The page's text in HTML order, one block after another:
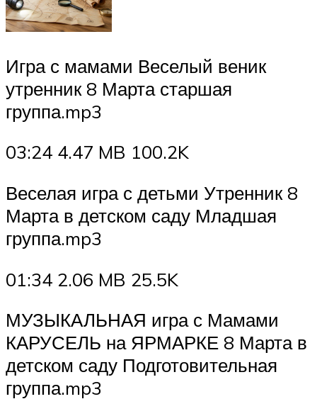
Игра с мамами Веселый веник
утренник 8 Марта старшая
группа.mp3
03:24 4.47 MB 100.2K
Веселая игра с детьми Утренник 8
Марта в детском саду Младшая
группа.mp3
01:34 2.06 MB 25.5K
МУЗЫКАЛЬНАЯ игра с Мамами
КАРУСЕЛЬ на ЯРМАРКЕ 8 Марта в
детском саду Подготовительная
группа.mp3